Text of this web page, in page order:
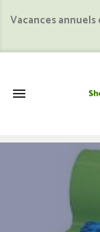
Vacances
